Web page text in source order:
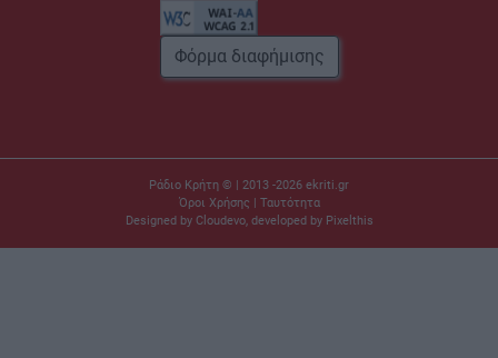
Φόρμα διαφήμισης
Ράδιο Κρήτη © | 2013 -2026 ekriti.gr
Όροι Χρήσης | Ταυτότητα
Designed by Cloudevo, developed by Pixelthis